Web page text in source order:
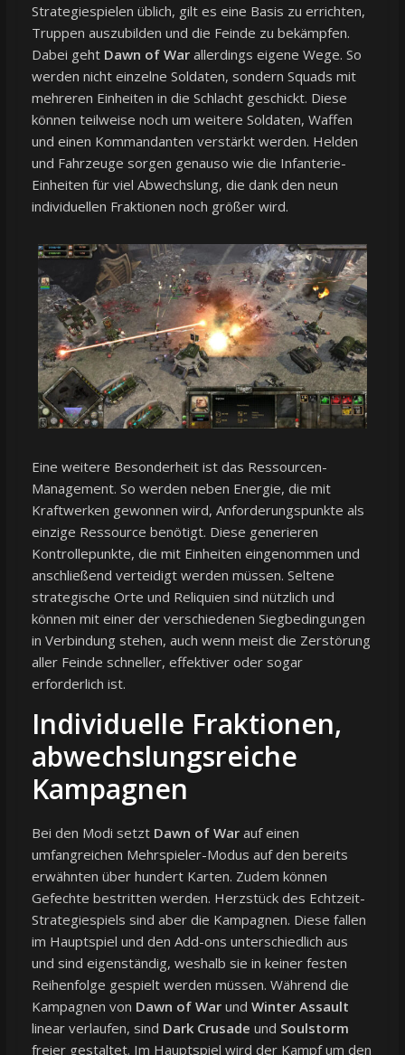
Strategiespielen üblich, gilt es eine Basis zu errichten,
Truppen auszubilden und die Feinde zu bekämpfen.
Dabei geht Dawn of Warallerdings eigene Wege. So
werden nicht einzelne Soldaten, sondern Squads mit
mehreren Einheiten in die Schlacht geschickt. Diese
können teilweise noch um weitere Soldaten, Waffen
und einen Kommandanten verstärkt werden. Helden
und Fahrzeuge sorgen genauso wie die Infanterie-
Einheiten für viel Abwechslung, die dank den neun
individuellen Fraktionen noch größer wird.
Eine weitere Besonderheit ist das Ressourcen-
Management. So werden neben Energie, die mit
Kraftwerken gewonnen wird, Anforderungspunkte als
einzige Ressource benötigt. Diese generieren
Kontrollepunkte, die mit Einheiten eingenommen und
anschließend verteidigt werden müssen. Seltene
strategische Orte und Reliquien sind nützlich und
können mit einer der verschiedenen Siegbedingungen
in Verbindung stehen, auch wenn meist die Zerstörung
aller Feinde schneller, effektiver oder sogar
erforderlich ist.
Individuelle Fraktionen,
abwechslungsreiche
Kampagnen
Bei den Modi setzt Dawn of Warauf einen
umfangreichen Mehrspieler-Modus auf den bereits
erwähnten über hundert Karten. Zudem können
Gefechte bestritten werden. Herzstück des Echtzeit-
Strategiespiels sind aber die Kampagnen. Diese fallen
im Hauptspiel und den Add-ons unterschiedlich aus
und sind eigenständig, weshalb sie in keiner festen
Reihenfolge gespielt werden müssen. Während die
Kampagnen von Dawn of Warund Winter Assault
linear verlaufen, sind Dark Crusade und Soulstorm
freier gestaltet. Im Hauptspiel wird der Kampf um den